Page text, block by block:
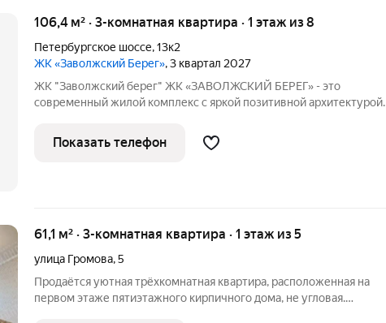
106,4 м² · 3-комнатная квартира · 1 этаж из 8
Петербургское шоссе,13к2
ЖК «Заволжский Берег», 3 квартал 2027
ЖК "Заволжский берег" ЖК «ЗАВОЛЖСКИЙ БЕРЕГ» - это
современный жилой комплекс с яркой позитивной архитектурой.
пятнадцати 8-этажных секций, которые образуют три
полузамкнутых двора с раскрытием
Показать телефон
61,1 м² · 3-комнатная квартира · 1 этаж из 5
улица Громова,5
Продаётся уютная трёхкомнатная квартира, расположенная на
первом этаже пятиэтажного кирпичного дома, не угловая.